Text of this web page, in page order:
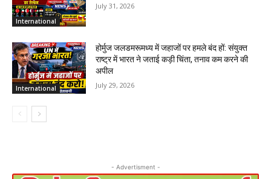
International
July 31, 2026
International
होर्मुज जलडमरूमध्य में जहाजों पर हमले बंद हों: संयुक्त
राष्ट्र में भारत ने जताई कड़ी चिंता, तनाव कम करने की
अपील
July 29, 2026
- Advertisment -